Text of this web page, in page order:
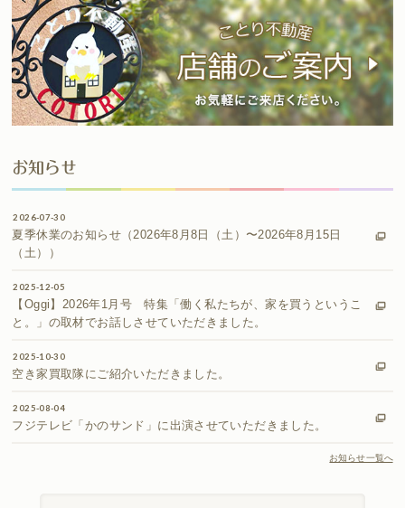
お知らせ
2026-07-30
夏季休業のお知らせ（2026年8月8日（土）〜2026年8月15日
（土））
2025-12-05
【Oggi】2026年1月号 特集「働く私たちが、家を買うというこ
と。」の取材でお話しさせていただきました。
2025-10-30
空き家買取隊にご紹介いただきました。
2025-08-04
フジテレビ「かのサンド」に出演させていただきました。
お知らせ一覧へ